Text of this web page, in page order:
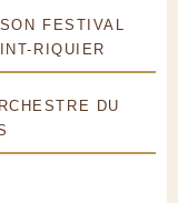
FESTIVAL
RIQUIER
DU